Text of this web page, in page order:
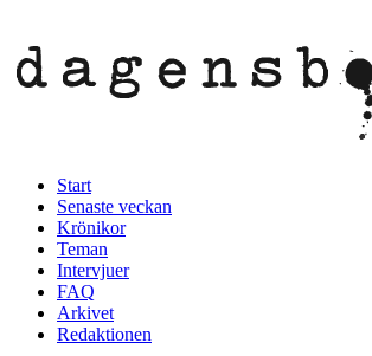
Start
Senaste veckan
Krönikor
Teman
Intervjuer
FAQ
Arkivet
Redaktionen